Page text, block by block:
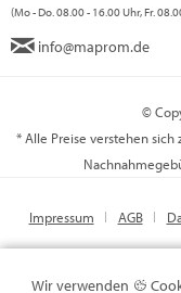
(Mo - Do. 08.00 - 16.00 Uhr, Fr.
info@maprom.de
©
* Alle Preise verstehen
Impressum AGB
Wir verwenden